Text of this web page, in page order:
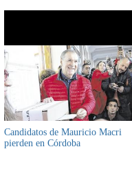
Candidatos de Mauricio Macri
pierden en Córdoba